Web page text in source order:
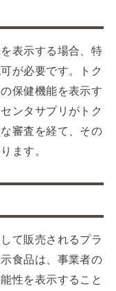
表示する場合、特
が必要です。トク
保健機能を表示す
ンタサプリがトク
審査を経て、その
ます。
て販売されるプラ
食品は、事業者の
性を表示すること